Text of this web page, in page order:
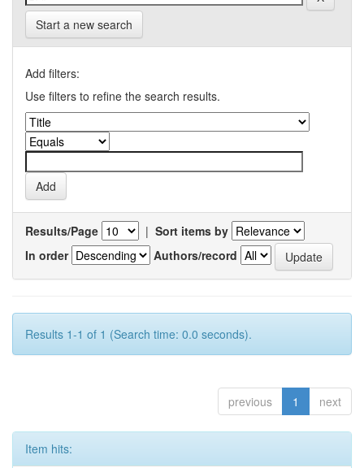
Start a new search
Add filters:
Use filters to refine the search results.
Results/Page | Sort items by
In order
Authors/record
Results 1-1 of 1 (Search time: 0.0 seconds).
previous 1 next
Item hits: